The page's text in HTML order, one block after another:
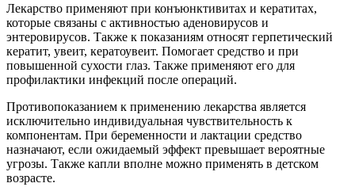
Лекарство применяют при конъюнктивитах и кератитах,
которые связаны с активностью аденовирусов и
энтеровирусов. Также к показаниям относят герпетический
кератит, увеит, кератоувеит. Помогает средство и при
повышенной сухости глаз. Также применяют его для
профилактики инфекций после операций.
Противопоказанием к применению лекарства является
исключительно индивидуальная чувствительность к
компонентам. При беременности и лактации средство
назначают, если ожидаемый эффект превышает вероятные
угрозы. Также капли вполне можно применять в детском
возрасте.